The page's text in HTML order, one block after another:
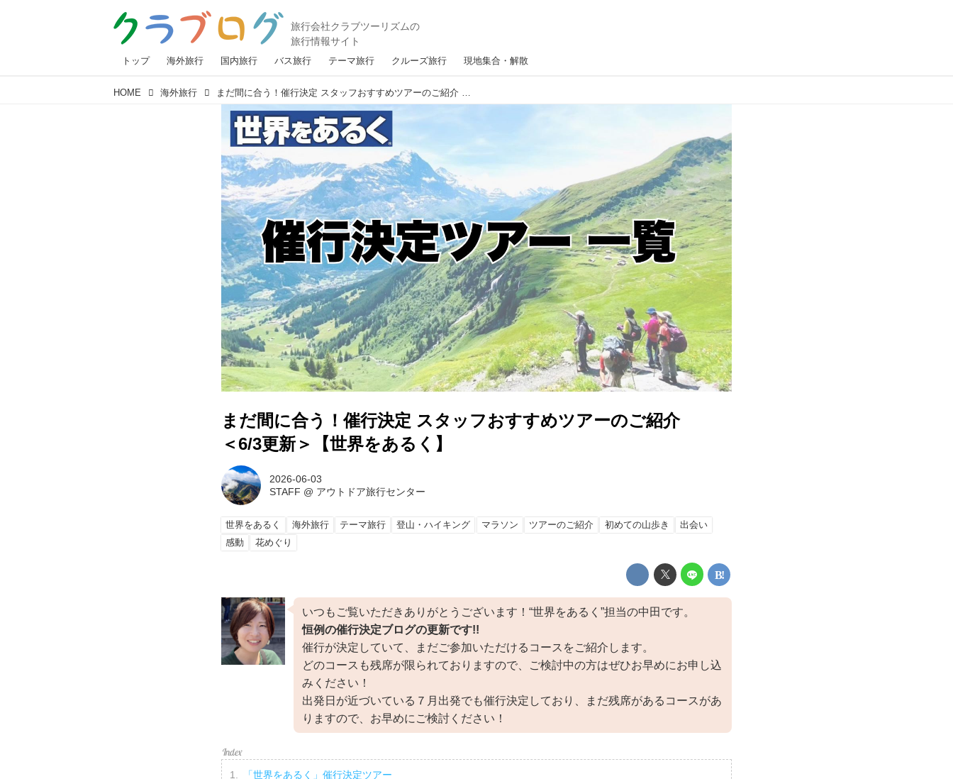
トップ 海外旅行 国内旅行 バス旅行 テーマ旅行 クルーズ旅行 現地集合・解散
HOME 海外旅行 まだ間に合う！催行決定 スタッフおすすめツアーのご紹介 ＜6/3更新＞【世界をあるく】
まだ間に合う！催行決定 スタッフおすすめツアーのご紹介
＜6/3更新＞【世界をあるく】
2026-06-03
STAFF @ アウトドア旅行センター
世界をあるく 海外旅行 テーマ旅行 登山・ハイキング マラソン ツアーのご紹介 初めての山歩き
出会い
感動
花めぐり
いつもご覧いただきありがとうございます！“世界をあるく”担当の中田です。
恒例の催行決定ブログの更新です!!
催行が決定していて、まだご参加いただけるコースをご紹介します。
どのコースも残席が限られておりますので、ご検討中の方はぜひお早めにお申し込
みください！
出発日が近づいている７月出発でも催行決定しており、まだ残席があるコースがあ
りますので、お早めにご検討ください！
「世界をあるく」催行決定ツアー